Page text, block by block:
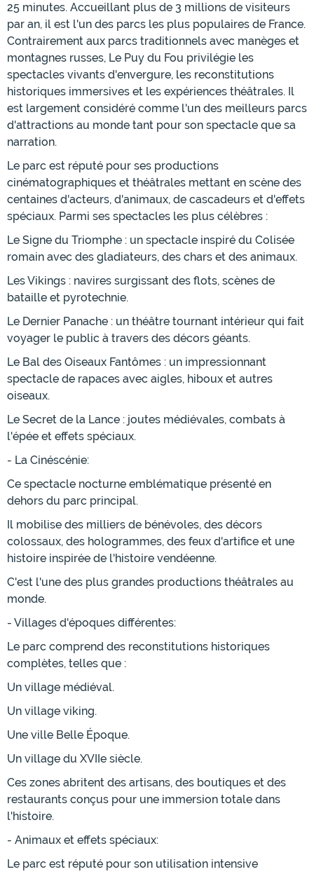
25 minutes. Accueillant plus de 3 millions de visiteurs
par an, il est l'un des parcs les plus populaires de France.
Contrairement aux parcs traditionnels avec manèges et
montagnes russes, Le Puy du Fou privilégie les
spectacles vivants d'envergure, les reconstitutions
historiques immersives et les expériences théâtrales. Il
est largement considéré comme l'un des meilleurs parcs
d'attractions au monde tant pour son spectacle que sa
narration.
Le parc est réputé pour ses productions
cinématographiques et théâtrales mettant en scène des
centaines d'acteurs, d'animaux, de cascadeurs et d'effets
spéciaux. Parmi ses spectacles les plus célèbres :
Le Signe du Triomphe : un spectacle inspiré du Colisée
romain avec des gladiateurs, des chars et des animaux.
Les Vikings : navires surgissant des flots, scènes de
bataille et pyrotechnie.
Le Dernier Panache : un théâtre tournant intérieur qui fait
voyager le public à travers des décors géants.
Le Bal des Oiseaux Fantômes : un impressionnant
spectacle de rapaces avec aigles, hiboux et autres
oiseaux.
Le Secret de la Lance : joutes médiévales, combats à
l'épée et effets spéciaux.
- La Cinéscénie:
Ce spectacle nocturne emblématique présenté en
dehors du parc principal.
Il mobilise des milliers de bénévoles, des décors
colossaux, des hologrammes, des feux d'artifice et une
histoire inspirée de l'histoire vendéenne.
C'est l'une des plus grandes productions théâtrales au
monde.
- Villages d'époques différentes:
Le parc comprend des reconstitutions historiques
complètes, telles que :
Un village médiéval.
Un village viking.
Une ville Belle Époque.
Un village du XVIIe siècle.
Ces zones abritent des artisans, des boutiques et des
restaurants conçus pour une immersion totale dans
l'histoire.
- Animaux et effets spéciaux:
Le parc est réputé pour son utilisation intensive